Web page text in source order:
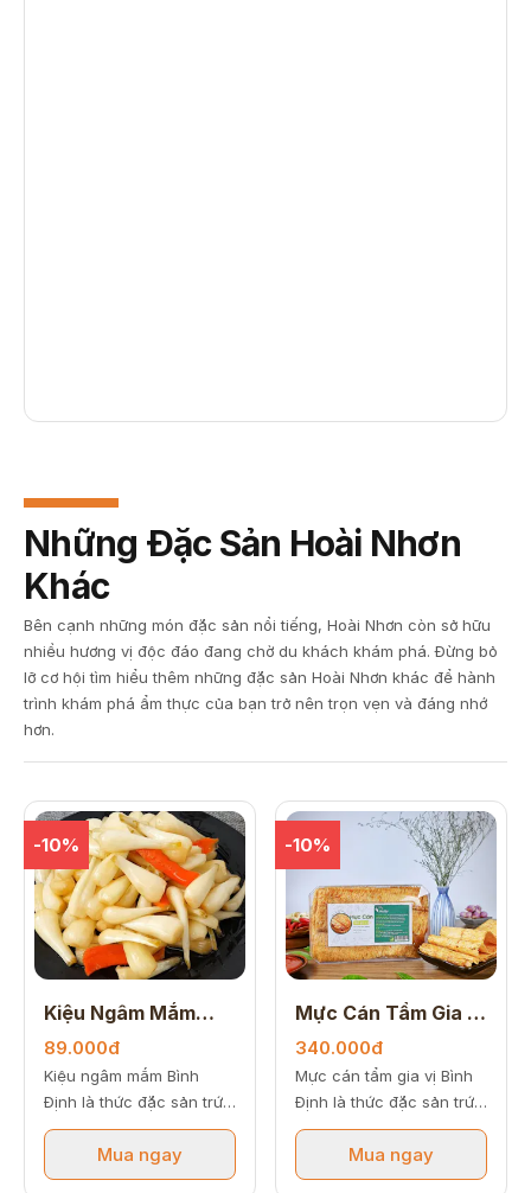
Những Đặc Sản Hoài Nhơn
Khác
Bên cạnh những món đặc sản nổi tiếng, Hoài Nhơn còn sở hữu
nhiều hương vị độc đáo đang chờ du khách khám phá. Đừng bỏ
lỡ cơ hội tìm hiểu thêm những đặc sản Hoài Nhơn khác để hành
trình khám phá ẩm thực của bạn trở nên trọn vẹn và đáng nhớ
hơn.
-10%
Kiệu Ngâm Mắm
500gr
89.000đ
Kiệu ngâm mắm Bình
Định là thức đặc sản trứ
danh mang đậm hương vị
truyền thống xứ Nẫu,
chinh phục thực khách
Mua ngay
-10%
Mực Cán Tẩm Gia Vị
250gr
340.000đ
Mực cán tẩm gia vị Bình
Định là thức đặc sản trứ
danh mang đậm hương vị
xứ Nẫu, chinh phục thực
khách bởi những dải mực
Mua ngay